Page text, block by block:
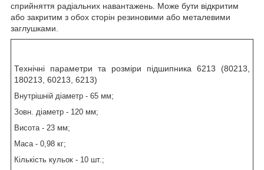
сприйняття радіальних навантажень. Може бути відкритим
або закритим з обох сторін резиновими або металевими
заглушками.
Технічні параметри та розміри підшипника 6213 (80213,
180213, 60213, 6213)
Внутрішній діаметр - 65 мм;
Зовн. діаметр - 120 мм;
Висота - 23 мм;
Маса - 0,98 кг;
Кількість кульок - 10 шт.;